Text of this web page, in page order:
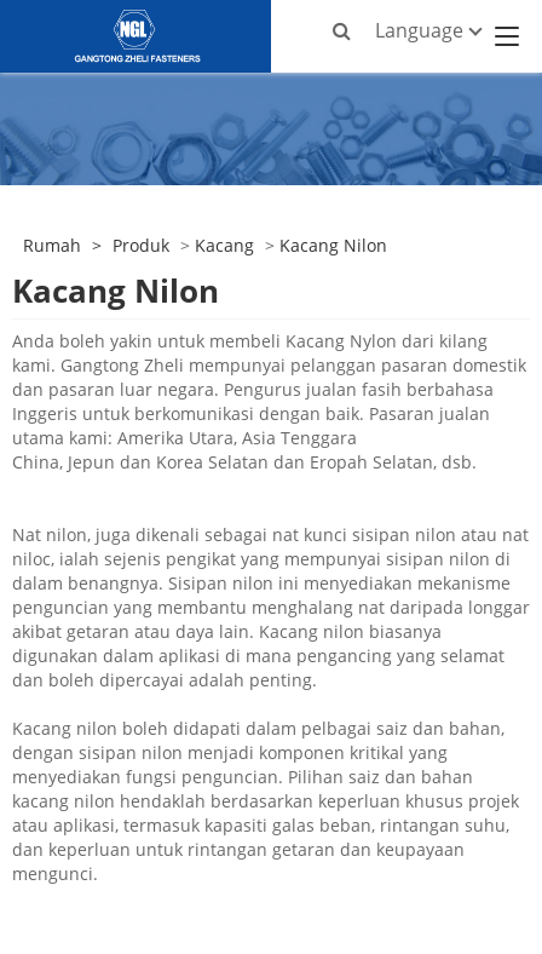
Language
Rumah > Produk > Kacang > Kacang Nilon
Kacang Nilon
Anda boleh yakin untuk membeli Kacang Nylon dari kilang
kami. Gangtong Zheli mempunyai pelanggan pasaran domestik
dan pasaran luar negara. Pengurus jualan fasih berbahasa
Inggeris untuk berkomunikasi dengan baik. Pasaran jualan
utama kami: Amerika Utara, Asia Tenggara
China, Jepun dan Korea Selatan dan Eropah Selatan, dsb.
Nat nilon, juga dikenali sebagai nat kunci sisipan nilon atau nat
niloc, ialah sejenis pengikat yang mempunyai sisipan nilon di
dalam benangnya. Sisipan nilon ini menyediakan mekanisme
penguncian yang membantu menghalang nat daripada longgar
akibat getaran atau daya lain. Kacang nilon biasanya
digunakan dalam aplikasi di mana pengancing yang selamat
dan boleh dipercayai adalah penting.
Kacang nilon boleh didapati dalam pelbagai saiz dan bahan,
dengan sisipan nilon menjadi komponen kritikal yang
menyediakan fungsi penguncian. Pilihan saiz dan bahan
kacang nilon hendaklah berdasarkan keperluan khusus projek
atau aplikasi, termasuk kapasiti galas beban, rintangan suhu,
dan keperluan untuk rintangan getaran dan keupayaan
mengunci.